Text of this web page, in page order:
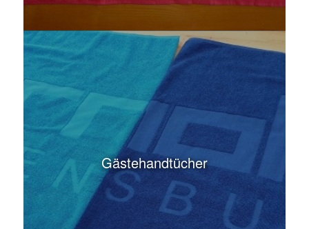
Gästehandtücher